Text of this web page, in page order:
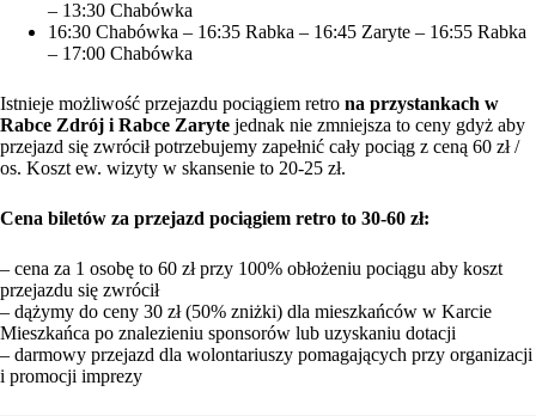
– 13:30 Chabówka
16:30 Chabówka – 16:35 Rabka – 16:45 Zaryte – 16:55 Rabka
– 17:00 Chabówka
Istnieje możliwość przejazdu pociągiem retro na przystankach w
Rabce Zdrój i Rabce Zaryte jednak nie zmniejsza to ceny gdyż aby
przejazd się zwrócił potrzebujemy zapełnić cały pociąg z ceną 60 zł /
os. Koszt ew. wizyty w skansenie to 20-25 zł.
Cena biletów za przejazd pociągiem retro to 30-60 zł:
– cena za 1 osobę to 60 zł przy 100% obłożeniu pociągu aby koszt
przejazdu się zwrócił
– dążymy do ceny 30 zł (50% zniżki) dla mieszkańców w Karcie
Mieszkańca po znalezieniu sponsorów lub uzyskaniu dotacji
– darmowy przejazd dla wolontariuszy pomagających przy organizacji
i promocji imprezy